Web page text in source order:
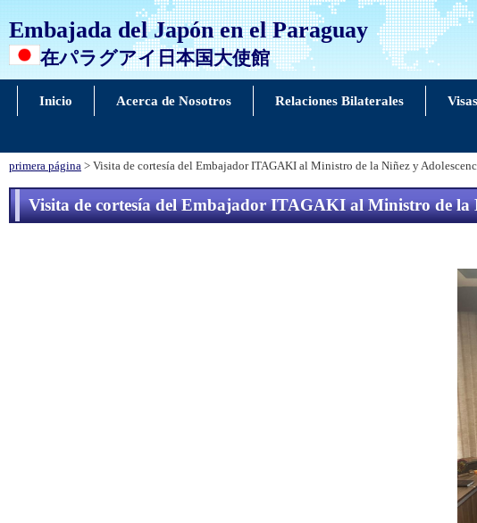
Embajada del Japón en el Paraguay
在パラグアイ日本国大使館
Inicio Acerca de Nosotros Relaciones Bilaterales Visas
primera página > Visita de cortesía del Embajador ITAGAKI al Ministro de la Niñez y
Visita de cortesía del Embajador ITAGAKI al Ministro de